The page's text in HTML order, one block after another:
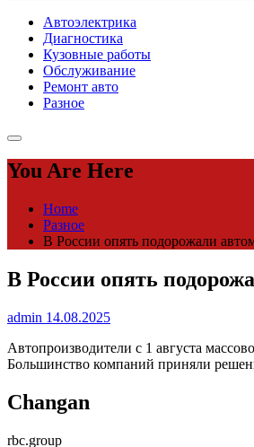
Автоэлектрика
Диагностика
Кузовные работы
Обслуживание
Ремонт авто
Разное
You Are Here
Home
Разное
В России опять подорожали
В России опять
admin 14.08.2025
Автопроизводители с 1 августа
Большинство компаний приняли
Changan
rbc.group